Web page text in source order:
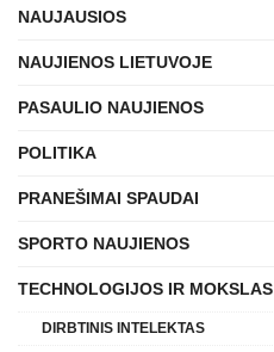
NAUJAUSIOS
NAUJIENOS LIETUVOJE
PASAULIO NAUJIENOS
POLITIKA
PRANEŠIMAI SPAUDAI
SPORTO NAUJIENOS
TECHNOLOGIJOS IR MOKSLAS
DIRBTINIS INTELEKTAS